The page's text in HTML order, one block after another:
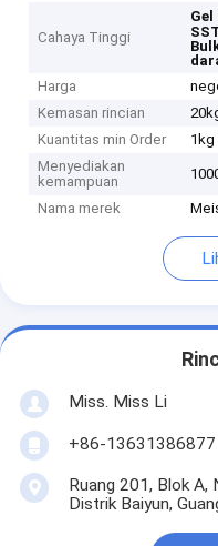
Cahaya Tinggi
Harga
Kemasan rincian
Kuantitas min Order
1kg
Menyediakan
kemampuan
Nama merek
Miss. Miss Li
+86-13631386877
Ruang 201, Blok A,
Distrik Baiyun,